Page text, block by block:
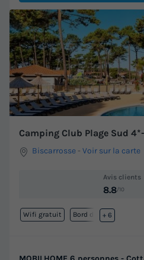
Camping Club Plage Sud 4*-
Biscarrosse -Voir sur la carte
Avis clients
8.8/10
Wifi gratuit Bord de mer
+ 6